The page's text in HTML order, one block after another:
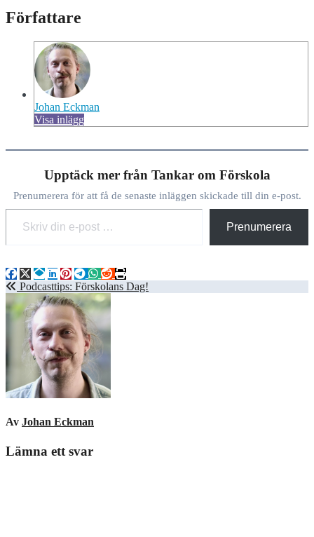
Författare
Johan Eckman
Visa inlägg
Upptäck mer från Tankar om Förskola
Prenumerera för att få de senaste inläggen skickade till din e-post.
Skriv din e-post …
Prenumerera
Inläggsnavigering
Podcasttips: Förskolans Dag!
Av Johan Eckman
Lämna ett svar